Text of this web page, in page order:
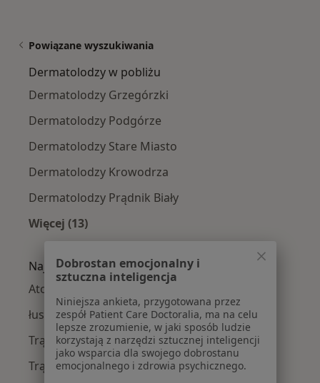
Powiązane wyszukiwania
Dermatolodzy w pobliżu
Dermatolodzy Grzegórzki
Dermatolodzy Podgórze
Dermatolodzy Stare Miasto
Dermatolodzy Krowodrza
Dermatolodzy Prądnik Biały
Więcej (13)
Najczęście leczone choroby
Atopowe zapalenie skóry w Krakowie
łuszczyca w Krakowie
Trądzik różowaty w Krakowie
Trądzik w Krakowie
Dobrostan emocjonalny i
sztuczna inteligencja
Niniejsza ankieta, przygotowana przez
zespół Patient Care Doctoralia, ma na celu
lepsze zrozumienie, w jaki sposób ludzie
korzystają z narzędzi sztucznej inteligencji
jako wsparcia dla swojego dobrostanu
emocjonalnego i zdrowia psychicznego.